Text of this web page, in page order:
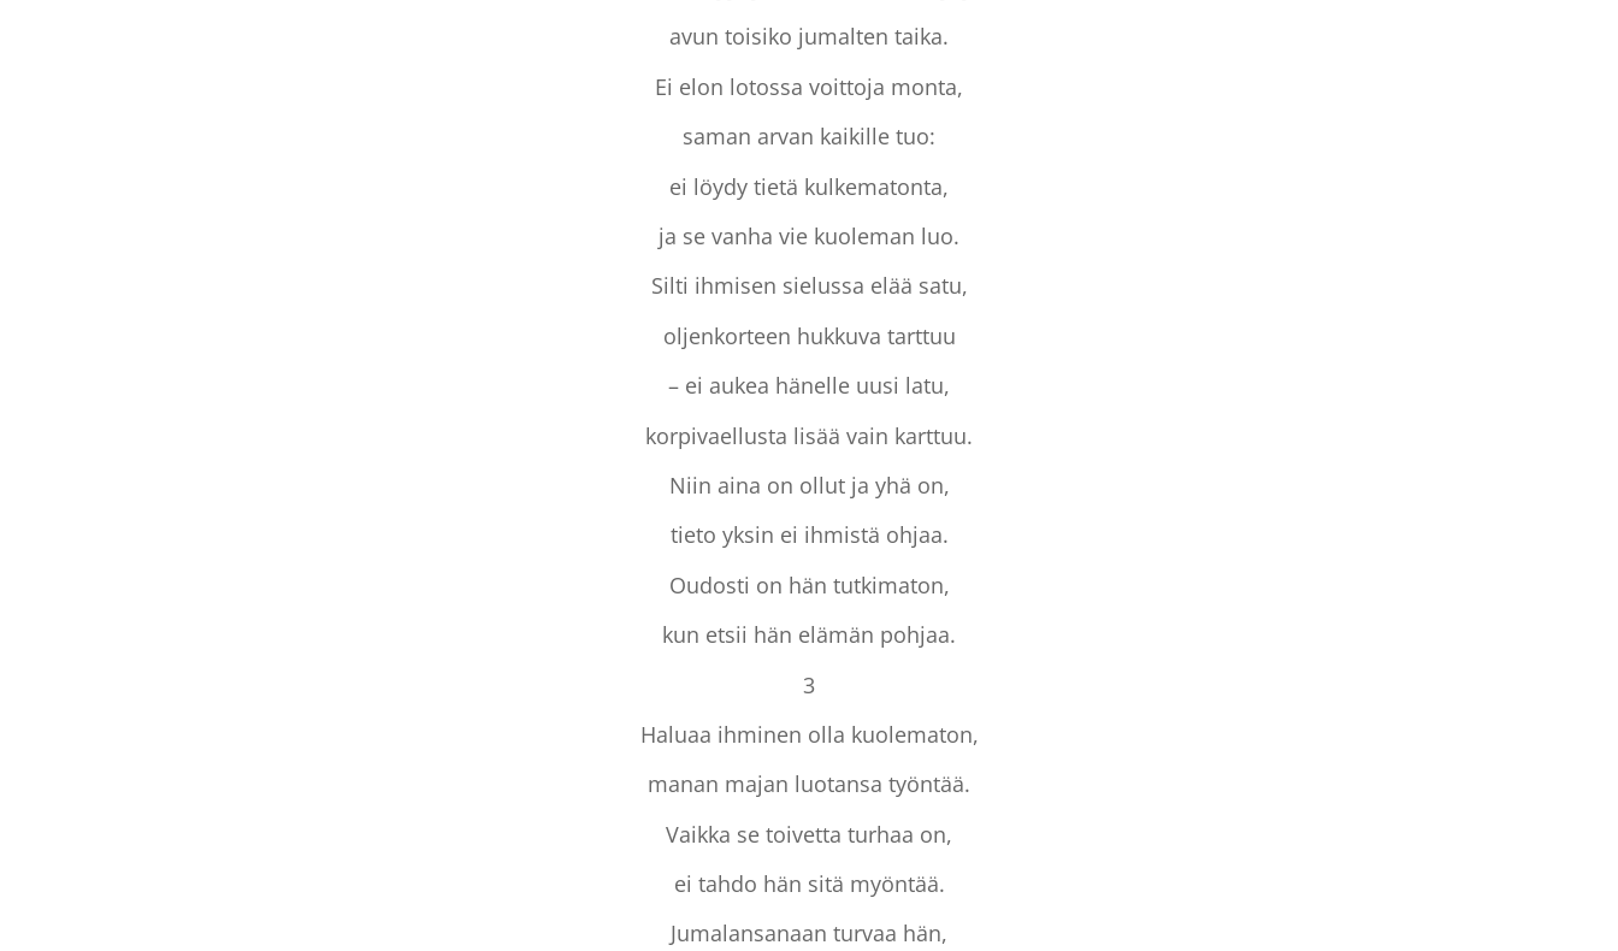
avun toisiko jumalten taika.
Ei elon lotossa voittoja monta,
saman arvan kaikille tuo:
ei löydy tietä kulkematonta,
ja se vanha vie kuoleman luo.
Silti ihmisen sielussa elää satu,
oljenkorteen hukkuva tarttuu
– ei aukea hänelle uusi latu,
korpivaellusta lisää vain karttuu.
Niin aina on ollut ja yhä on,
tieto yksin ei ihmistä ohjaa.
Oudosti on hän tutkimaton,
kun etsii hän elämän pohjaa.
3
Haluaa ihminen olla kuolematon,
manan majan luotansa työntää.
Vaikka se toivetta turhaa on,
ei tahdo hän sitä myöntää.
Jumalansanaan turvaa hän,